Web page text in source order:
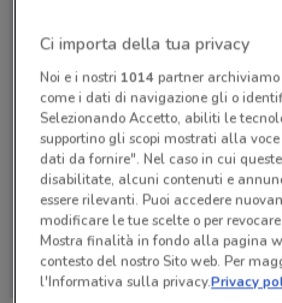
Ci dispiace, al momento
volantini nella tua
Ci importa della tua privacy
Noi e i nostri 1014partner
come i dati di navigazione gli o
Selezionando Accetto, abiliti le
supportino gli scopi mostrati alla
dati da fornire". Nel caso in cui
disabilitate, alcuni contenuti e
essere rilevanti. Puoi accedere
modificare le tue scelte o per
Mostra finalità in fondo alla pagina
contesto del nostro Sito web. Per
l'Informativa sulla privacy.Privacy